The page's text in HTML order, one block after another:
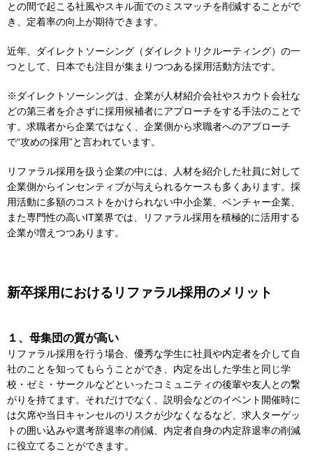
との間で起こる社風やスキル面でのミスマッチを削減することがで
き、定着率の向上が期待できます。
近年、ダイレクトソーシング（ダイレクトリクルーティング）の一
つとして、日本でも注目が集まりつつある採用活動方法です。
※ダイレクトソーシングは、企業が人材紹介会社やスカウト会社な
どの第三者を介さずに採用候補者にアプローチをする手法のことで
す。求職者から企業ではなく、企業側から求職者へのアプローチ
で“攻めの採用”と言われています。
リファラル採用を扱う企業の中には、人材を紹介した社員に対して
企業側からインセンティブが与えられるケースも多くあります。採
用活動に多額のコストをかけられない中小企業、ベンチャー企業、
また専門性の高いIT業界では、リファラル採用を積極的に活用する
企業が増えつつあります。
新卒採用におけるリファラル採用のメリット
１、母集団の質が高い
リファラル採用を行う場合、優秀な学生に社員や内定者を介して自
社のことを知ってもらうことができ、内定を出した学生と同じ学
校・ゼミ・サークルなどといったコミュニティの後輩や友人との繋
がりを持てます。それだけでなく、説明会などのイベント開催時に
は欠席や当日キャンセルのリスクが少なくなるなど、求人ターゲッ
トの囲い込みや選考辞退率の削減、内定者自身の内定辞退率の削減
に役立てることができます。